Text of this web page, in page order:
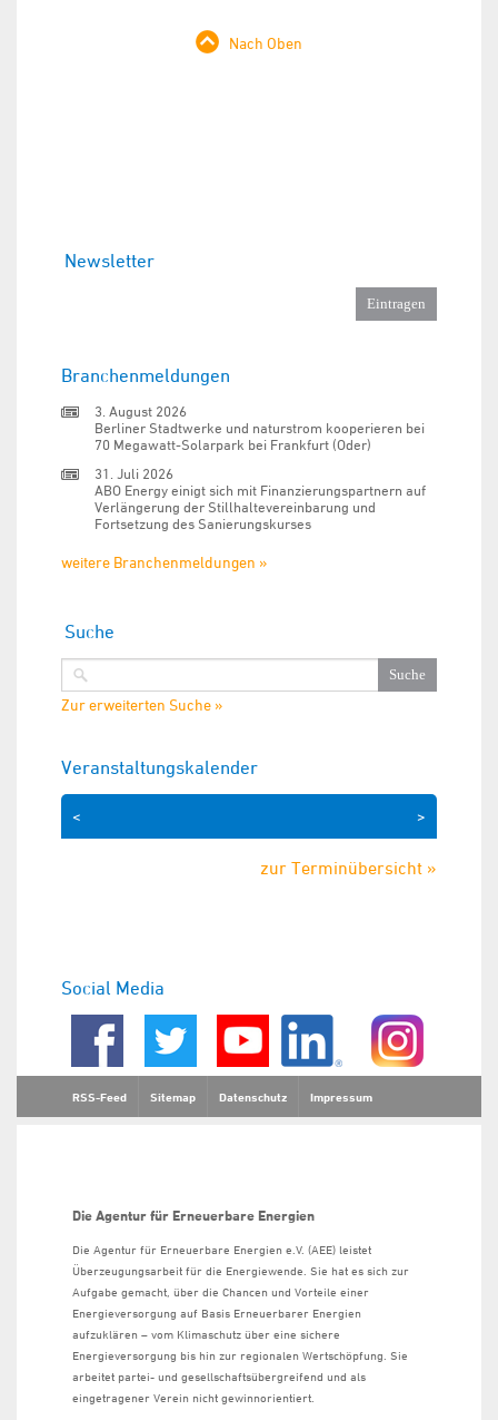
Nach Oben
Newsletter
Branchenmeldungen
3. August 2026
Berliner Stadtwerke und naturstrom kooperieren bei
70 Megawatt-Solarpark bei Frankfurt (Oder)
31. Juli 2026
ABO Energy einigt sich mit Finanzierungspartnern auf
Verlängerung der Stillhaltevereinbarung und
Fortsetzung des Sanierungskurses
weitere Branchenmeldungen »
Suche
Zur erweiterten Suche »
Veranstaltungskalender
>
<
zur Terminübersicht »
Social Media
RSS-Feed Sitemap Datenschutz Impressum
Die Agentur für Erneuerbare Energien
Die Agentur für Erneuerbare Energien e.V. (AEE) leistet
Überzeugungsarbeit für die Energiewende. Sie hat es sich zur
Aufgabe gemacht, über die Chancen und Vorteile einer
Energieversorgung auf Basis Erneuerbarer Energien
aufzuklären – vom Klimaschutz über eine sichere
Energieversorgung bis hin zur regionalen Wertschöpfung. Sie
arbeitet partei- und gesellschaftsübergreifend und als
eingetragener Verein nicht gewinnorientiert.